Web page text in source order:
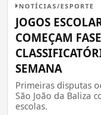
NOTÍCIAS/ESPORTE
JOGOS
COMEÇAM
SEMANA
Primeiras disputas
São João da Baliza
escolas.